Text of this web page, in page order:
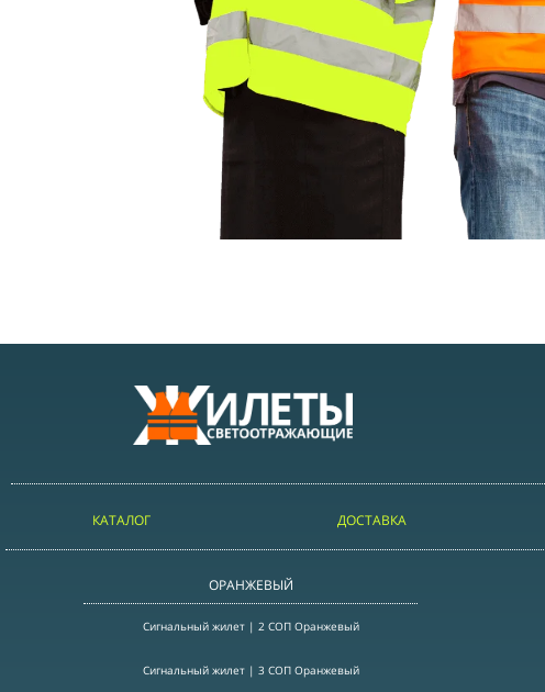
КАТАЛОГ ДОСТАВКА
ОРАНЖЕВЫЙ
Сигнальный жилет | 2 СОП Оранжевый
Сигнальный жилет | 3 СОП Оранжевый